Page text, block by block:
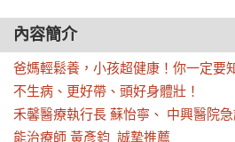
內容簡介
爸媽輕鬆養，小孩超健康！你一定要
不生病、更好帶、頭好身體壯！
禾馨醫療執行長 蘇怡寧、 中興醫院
能治療師 黃彥鈞  誠摯推薦